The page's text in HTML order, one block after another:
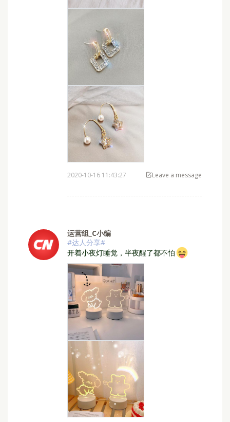
2020-10-16 11:43:27 Leave a message
运营组_C小编
#达人分享#
⁣开着小夜灯睡觉，半夜醒了都不怕